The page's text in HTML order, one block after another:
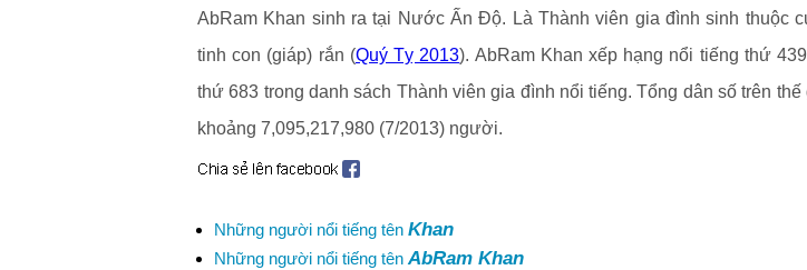
AbRam Khan sinh ra tại Nước Ấn Độ. Là Thành viên gia đình sinh thuộc
tinh con (giáp) rắn (Quý Tỵ 2013). AbRam Khan xếp hạng nổi tiếng thứ
thứ 683 trong danh sách Thành viên gia đình nổi tiếng. Tổng dân số trên
khoảng 7,095,217,980 (7/2013) người.
Những người nổi tiếng tên Khan
Những người nổi tiếng tên AbRam Khan